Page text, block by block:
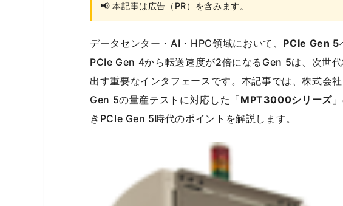
📢 本記事は広告（PR）を含みます。
データセンター・AI・HPC領域において、 PCIe Gen 5
PCIe Gen 4から転送速度が2倍になるGen 5は、次世
出す重要なインタフェースです。本記事では、株式会
Gen 5の量産テストに対応した「MPT3000シリーズ
きPCIe Gen 5時代のポイントを解説します。